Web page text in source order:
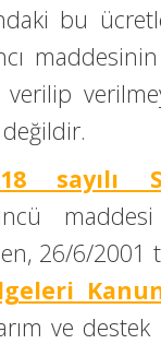
bu
sayılı
maddesi
26/6/
ve